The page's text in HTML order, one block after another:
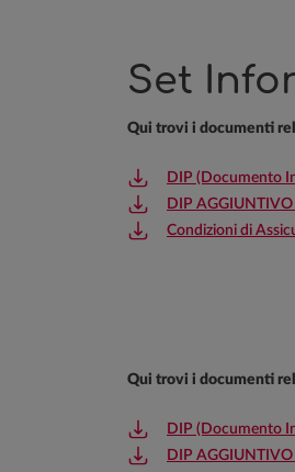
Set
Qui trovi i documenti
DIP (Documento
DIP
Condizioni di
Qui trovi i documenti
DIP (Documento
DIP